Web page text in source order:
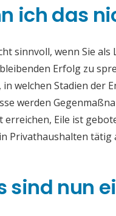
ich das
sinnvoll, wenn Sie
Erfolg zu
in welchen Stadien der
werden
erreichen, Eile ist
Privathaushalten tätig
sind nun